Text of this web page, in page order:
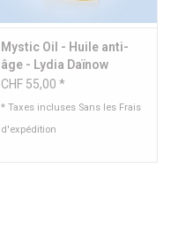
Mystic Oil - Huile anti-
âge - Lydia Daïnow
CHF 55,00 *
* Taxes incluses Sans les Frais
d'expédition